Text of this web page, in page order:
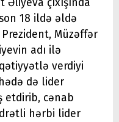
18 ildə əldə
Müzəffər
adı ilə
verdiyi
də lider
etdirib, cənab
hərbi lider